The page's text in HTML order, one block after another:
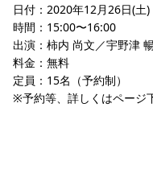
日付：2020年12月26日(土)
時間：15:00〜16:00
出演：柿内 尚文／宇野津
料金：無料
定員：15名（予約制）
※予約等、詳しくはページ